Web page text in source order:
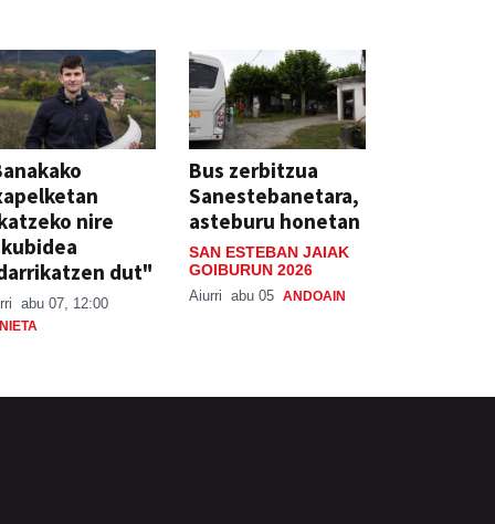
nire
dut"
abu 07, 12:00
Bus zerbitzua
Sanestebanetara,
asteburu honetan
SAN ESTEBAN JAIAK
GOIBURUN 2026
Aiurri abu 05 ANDOAIN